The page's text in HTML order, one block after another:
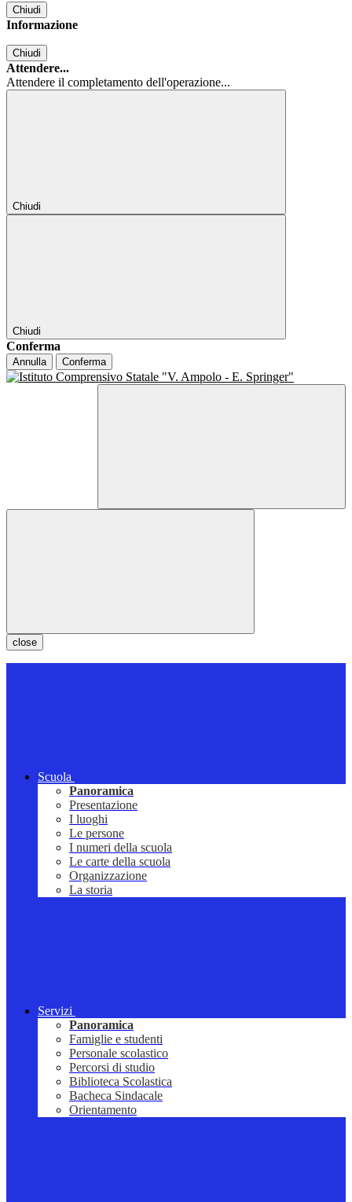
Chiudi
Informazione
Chiudi
Attendere...
Attendere il completamento dell'operazione...
Chiudi
Chiudi
Conferma
Annulla Conferma
close
Scuola
Panoramica
Presentazione
I luoghi
Le persone
I numeri della scuola
Le carte della scuola
Organizzazione
La storia
Servizi
Panoramica
Famiglie e studenti
Personale scolastico
Percorsi di studio
Biblioteca Scolastica
Bacheca Sindacale
Orientamento